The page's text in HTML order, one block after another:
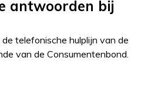
antwoorden bij
telefonische hulplijn van de
van de Consumentenbond.